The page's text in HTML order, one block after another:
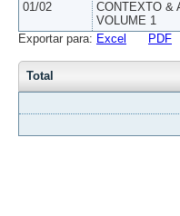
01/02
CONTEXTO &
VOLUME 1
Exportar para: Excel PDF
Total